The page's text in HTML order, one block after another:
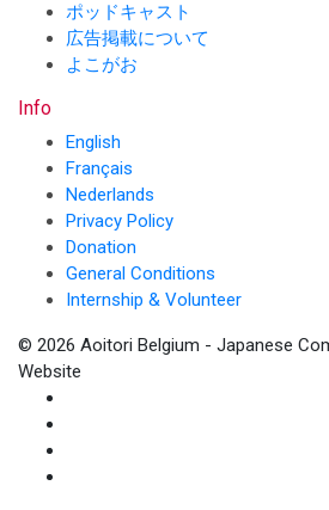
ポッドキャスト
広告掲載について
よこがお
Info
English
Français
Nederlands
Privacy Policy
Donation
General Conditions
Internship & Volunteer
© 2026 Aoitori Belgium - Japanese
Website